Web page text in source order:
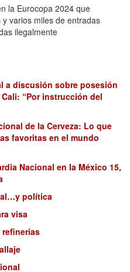
la Eurocopa 2024 que
varios miles de entradas
ilegalmente
a discusión sobre posesión
“Por instrucción del
de la Cerveza: Lo que
favoritas en el mundo
Nacional en la México 15,
política
visa
refinerías